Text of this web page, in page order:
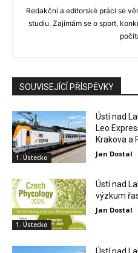
Redakční a editorské práci se
studiu. Zajímám se o sport,
SOUVISEJÍCÍ PŘÍSPĚVKY
1. Ústecko
Ústí nad
Leo
Krakova a
Jan Dostal -
1. Ústecko
Ústí nad
výzkum
Jan Dostal -